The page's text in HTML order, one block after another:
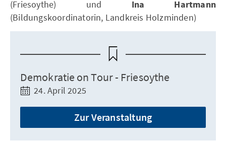
(Friesoythe) und Ina Hartmann
(Bildungskoordinatorin, Landkreis Holzminden)
Demokratie on Tour - Friesoythe
24. April 2025
Zur Veranstaltung